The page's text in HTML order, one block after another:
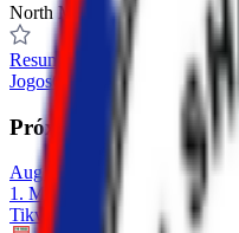
North Macedonia
Resumo
JogosClassificação Estatísticas
Próximo jogo
Aug 15, 2026
1. MFL
Tikves